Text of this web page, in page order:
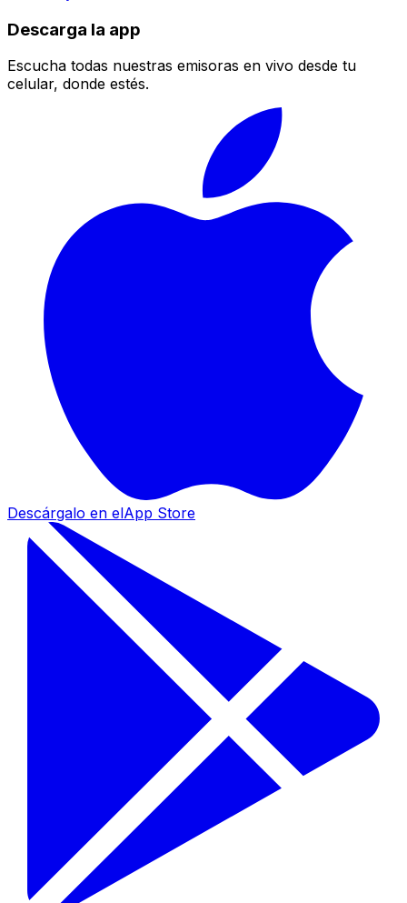
Descarga la app
Escucha todas nuestras emisoras en vivo desde tu
celular, donde estés.
Descárgalo en elApp Store